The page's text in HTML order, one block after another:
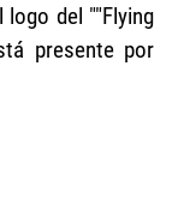
logo del ""Flying
presente por